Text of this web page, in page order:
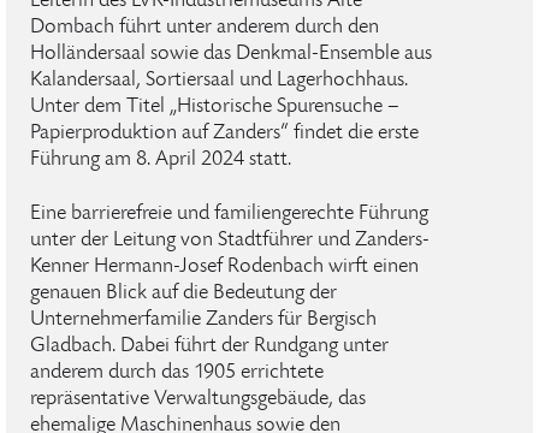
Dombach führt unter anderem durch den
Holländersaal sowie das Denkmal-Ensemble aus
Kalandersaal, Sortiersaal und Lagerhochhaus.
Unter dem Titel „Historische Spurensuche –
Papierproduktion auf Zanders“ findet die erste
Führung am 8. April 2024 statt.
Eine barrierefreie und familiengerechte Führung
unter der Leitung von Stadtführer und Zanders-
Kenner Hermann-Josef Rodenbach wirft einen
genauen Blick auf die Bedeutung der
Unternehmerfamilie Zanders für Bergisch
Gladbach. Dabei führt der Rundgang unter
anderem durch das 1905 errichtete
repräsentative Verwaltungsgebäude, das
ehemalige Maschinenhaus sowie den